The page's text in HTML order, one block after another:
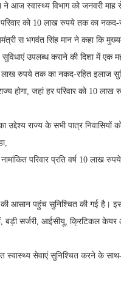
आज स्वास्थ्य विभाग को जनवरी माह
को 10 लाख रुपये तक का नकद-
स भगवंत सिंह मान ने कहा कि
उपलब्ध कराने की दिशा में एक
लाख रुपये तक का नकद-रहित इलाज
होगा, जहां हर परिवार को 10
राज्य के सभी पात्र निवासियों
परिवार प्रति वर्ष 10 लाख
की आसान पहुंच सुनिश्चित की गई है।
बड़ी सर्जरी, आईसीयू, क्रिटिकल
स्वास्थ्य सेवाएं सुनिश्चित करने के